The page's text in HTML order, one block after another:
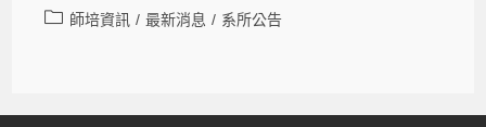
師培資訊 / 最新消息 / 系所公告